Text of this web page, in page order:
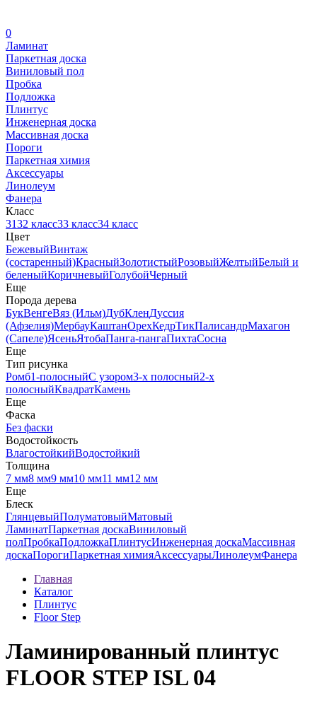
0
Ламинат
Паркетная доска
Виниловый пол
Пробка
Подложка
Плинтус
Инженерная доска
Массивная доска
Пороги
Паркетная химия
Аксессуары
Линолеум
Фанера
Класс
3132 класс33 класс34 класс
Цвет
БежевыйВинтаж
(состаренный)КрасныйЗолотистыйРозовыйЖелтыйБелый и
беленыйКоричневыйГолубойЧерный
Еще
Порода дерева
БукВенгеВяз (Ильм)ДубКленДуссия
(Афзелия)МербауКаштанОрехКедрТикПалисандрМахагон
(Сапеле)ЯсеньЯтобаПанга-пангаПихтаСосна
Еще
Тип рисунка
Ромб1-полосныйС узором3-х полосный2-х
полосныйКвадратКамень
Еще
Фаска
Без фаски
Водостойкость
ВлагостойкийВодостойкий
Толщина
7 мм8 мм9 мм10 мм11 мм12 мм
Еще
Блеск
ГлянцевыйПолуматовыйМатовый
ЛаминатПаркетная доскаВиниловый
полПробкаПодложкаПлинтусИнженерная доскаМассивная
доскаПорогиПаркетная химияАксессуарыЛинолеумФанера
Главная
Каталог
Плинтус
Floor Step
Ламинированный плинтус
FLOOR STEP ISL 04